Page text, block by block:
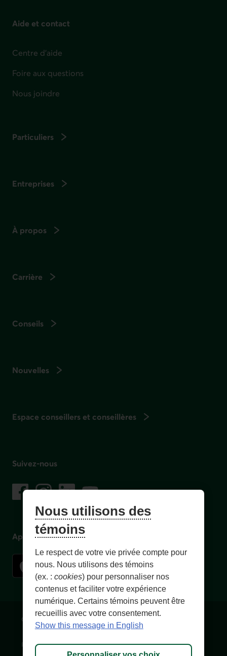
Aide et contact
Centre d'aide
Foire aux questions
Nous joindre
Particuliers
Entreprises
À propos
Carrière
Conseils
Nouvelles
Espace conseillers et conseillères
Suivez-nous
Facebook
– Lien externe au site. Cet hyperlien s'ouvrira dans une
Instagram
– Lien externe au site. Cet hyperlien s'ouvrira dans
LinkedIn
– Lien externe au site. Cet hyperlien
YouTube
– Lien externe au site. Cet hyperlien
Application mobile
Conditions d'utilisation et notes légales
Personnaliser les témoins Accessibilité Plan du site
Nous utilisons des
témoins
Le respect de votre vie privée compte pour
nous. Nous utilisons des témoins
(ex. : cookies) pour personnaliser nos
contenus et faciliter votre expérience
numérique. Certains témoins peuvent être
recueillis avec votre consentement.
Show this message in English